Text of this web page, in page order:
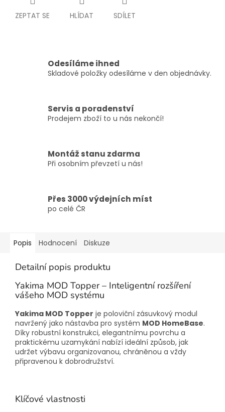
ZEPTAT SE HLÍDAT SDÍLET
Odesíláme ihned
Skladové položky odesíláme v den objednávky.
Servis a poradenství
Prodejem zboží to u nás nekončí!
Montáž stanu zdarma
Při osobním převzetí u nás!
Přes 3000 výdejních míst
po celé ČR
Popis Hodnocení Diskuze
Detailní popis produktu
Yakima MOD Topper – Inteligentní rozšíření
vášeho MOD systému
Yakima MOD Topper je poloviční zásuvkový modul
navržený jako nástavba pro systém MOD HomeBase.
Díky robustní konstrukci, elegantnímu povrchu a
praktickému uzamykání nabízí ideální způsob, jak
udržet výbavu organizovanou, chráněnou a vždy
připravenou k dobrodružství.
Klíčové vlastnosti